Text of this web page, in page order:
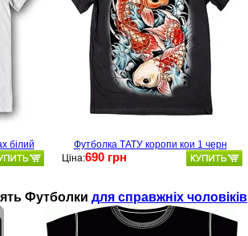
білий
Футболка ТАТУ коропи кои 1 черн
Ціна:690 грн
Футболки для справжніх чоловіків